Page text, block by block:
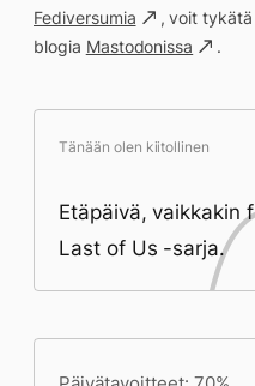
Fediversumia
, voit tykätä
blogia Mastodonissa .
Tänään olen kiitollinen
Etäpäivä, vaikkakin
Last of Us -sarja.